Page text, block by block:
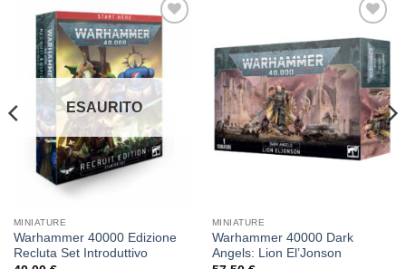
Aggiungi
alla lista
desideri
ESAURITO
MINIATURE
Warhammer 40000 Edizione
Recluta Set Introduttivo
Aggiungi
alla lista
dei
desideri
MINIATURE
Warhammer 40000 Dark
Angels: Lion El’Jonson